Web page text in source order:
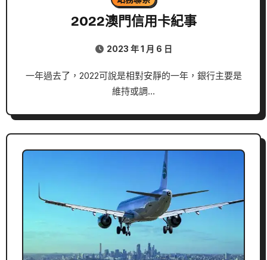
2022澳門信用卡紀事
2023 年 1 月 6 日
一年過去了，2022可說是相對安靜的一年，銀行主要是
維持或調…